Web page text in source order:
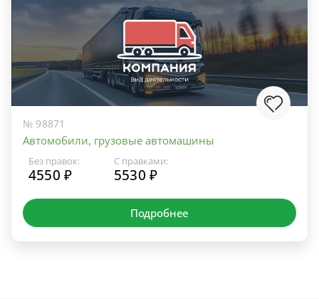
№ 98871
Автомобили, грузовые автомашины
Без правок:
4550 ₽
С правками:
5530 ₽
Подробнее